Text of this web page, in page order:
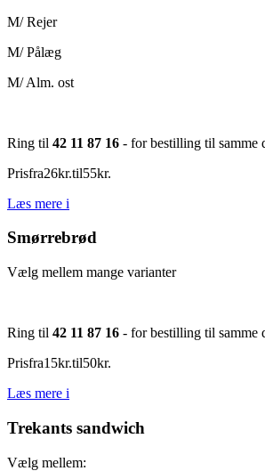
M/ Rejer
M/ Pålæg
M/ Alm. ost
Ring til 42 11 87 16 - for bestilling til samme
Prisfra26kr.til55kr.
Læs mere i
Smørrebrød
Vælg mellem mange varianter
Ring til 42 11 87 16 - for bestilling til samme
Prisfra15kr.til50kr.
Læs mere i
Trekants sandwich
Vælg mellem: